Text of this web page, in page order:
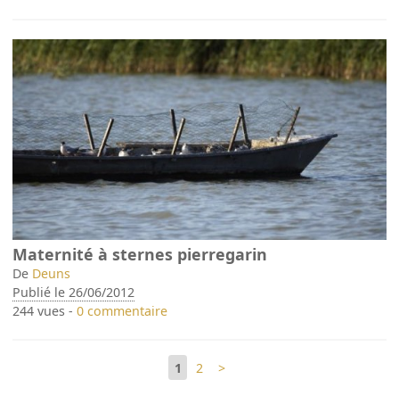
Maternité à sternes pierregarin
De Deuns
Publié le 26/06/2012
244 vues -0 commentaire
1 2 >